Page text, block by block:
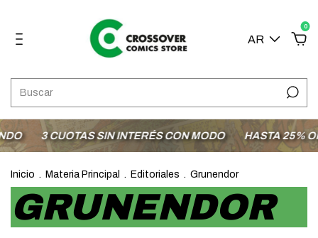
AR
0
3 CUOTAS SIN INTERÉS CON MODO HASTA 25%
Inicio . Materia Principal . Editoriales . Grunendor
GRUNENDOR